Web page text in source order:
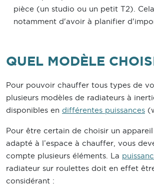
pièce (un studio ou un petit T2).
notamment d'avoir à planifier
QUEL MODÈLE
Pour pouvoir chauffer tous types de
plusieurs modèles de radiateurs à
disponibles en différentes puissances
Pour être certain de choisir un
adapté à l’espace à chauffer, vous
compte plusieurs éléments. La
radiateur sur roulettes doit en effet
considérant :